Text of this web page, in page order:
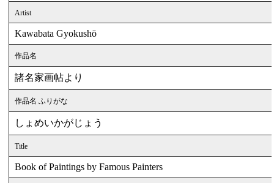
Artist
Kawabata Gyokushō
作品名
諸名家画帖より
作品名 ふりがな
しょめいかがじょう
Title
Book of Paintings by Famous Painters